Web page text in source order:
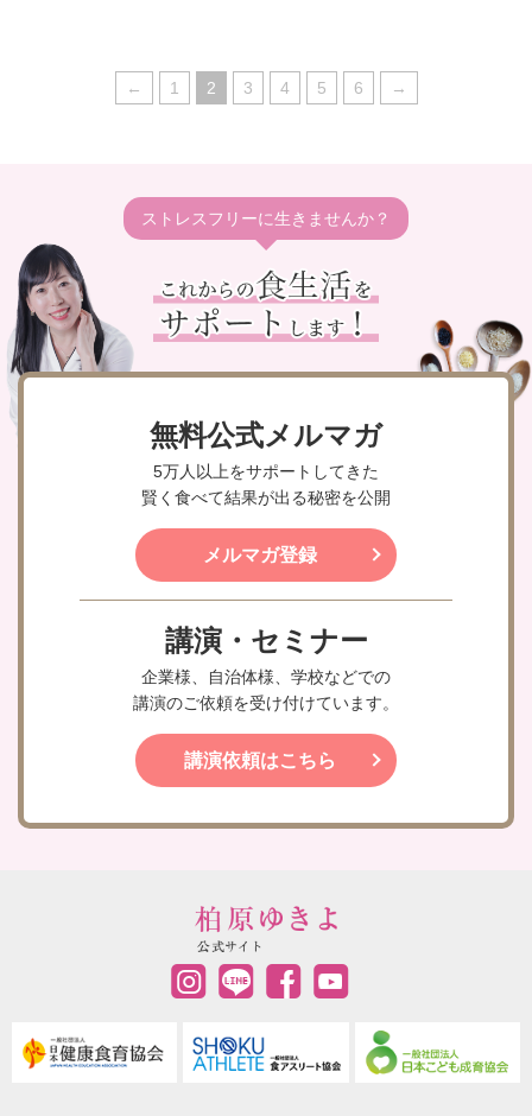
← 1 2 3 4 5 6 →
ストレスフリーに生きませんか？
無料公式メルマガ
5万人以上をサポートしてきた
賢く食べて結果が出る秘密を公開
メルマガ登録
講演・セミナー
企業様、自治体様、学校などでの
講演のご依頼を受け付けています。
講演依頼はこちら